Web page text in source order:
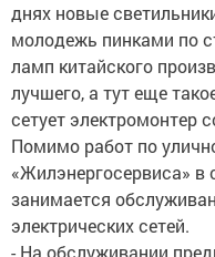
днях новые
молодежь пинками по
ламп китайского
лучшего, а тут еще
сетует электромонтер
Помимо работ по
«Жилэнергосервиса» в
занимается
электрических сетей.